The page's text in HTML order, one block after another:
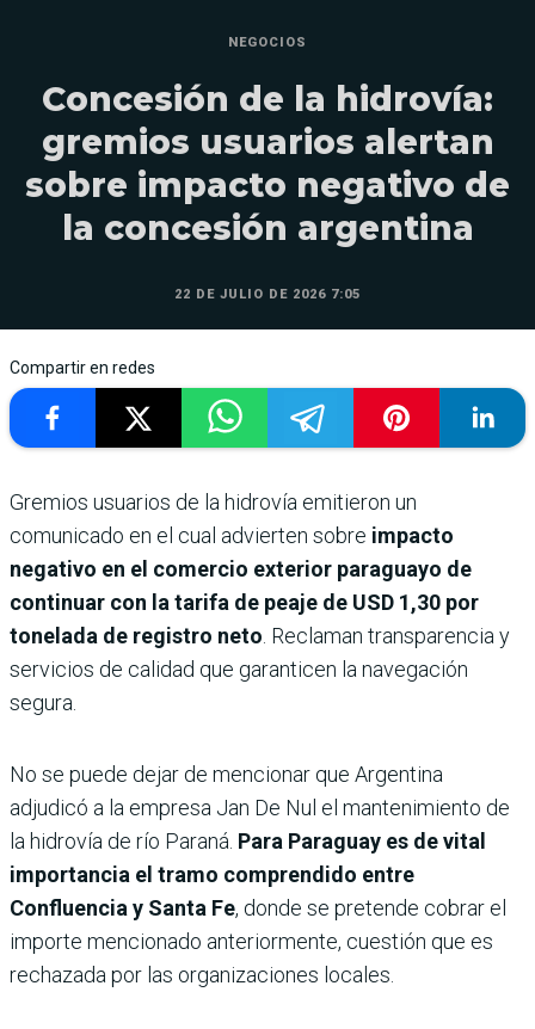
NEGOCIOS
Concesión de la hidrovía:
gremios usuarios alertan
sobre impacto negativo de
la concesión argentina
22 DE JULIO DE 2026 7:05
Compartir en redes
Gremios usuarios de la hidrovía emitieron un
comunicado en el cual advierten sobre impacto
negativo en el comercio exterior paraguayo de
continuar con la tarifa de peaje de USD 1,30 por
tonelada de registro neto . Reclaman transparencia y
servicios de calidad que garanticen la navegación
segura.
No se puede dejar de mencionar que Argentina
adjudicó a la empresa Jan De Nul el mantenimiento de
la hidrovía de río Paraná. Para Paraguay es de vital
importancia el tramo comprendido entre
Confluencia y Santa Fe, donde se pretende cobrar el
importe mencionado anteriormente, cuestión que es
rechazada por las organizaciones locales.